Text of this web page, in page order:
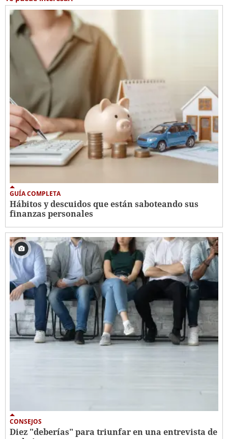
GUÍA COMPLETA
Hábitos y descuidos que están saboteando sus
finanzas personales
CONSEJOS
Diez "deberías" para triunfar en una entrevista de